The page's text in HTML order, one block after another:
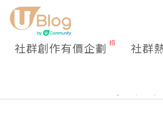
社群創作有價企劃 社群